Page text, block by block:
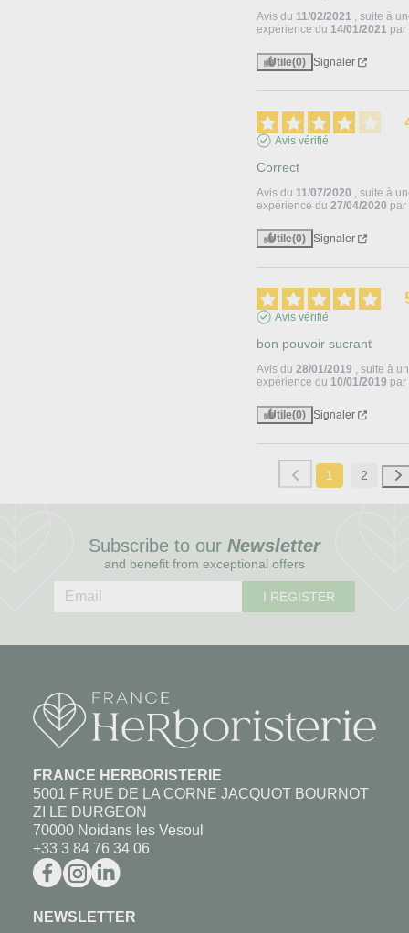
Avis du 11/02/2021 , suite à
expérience du 14/01/2021 par
Utile(0) Signaler
Avis vérifié
Correct
Avis du 11/07/2020 , suite à
expérience du27/04/2020 par
Utile(0) Signaler
Avis vérifié
bon pouvoir sucrant
Avis du28/01/2019 , suite à
expérience du 10/01/2019 par
Utile(0) Signaler
1 2
Subscribe to our Newsletter
and benefit from exceptional offers
I REGISTER
FRANCE HERBORISTERIE
5001 F RUE DE LA CORNE JACQUOT BOURNOT
ZI LE DURGEON
70000 Noidans les Vesoul
+33 3 84 76 34 06
NEWSLETTER